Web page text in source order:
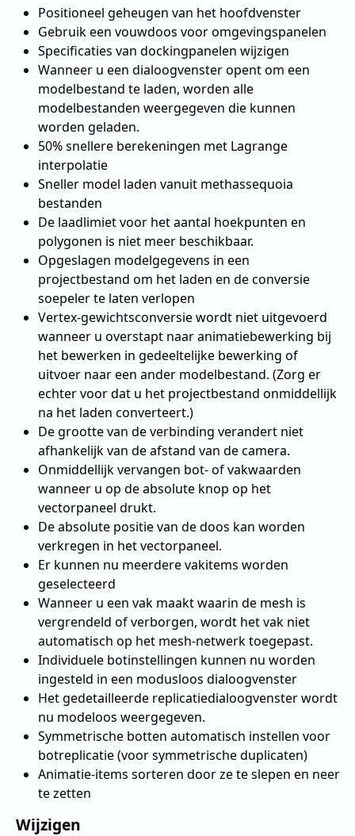
Positioneel geheugen van het hoofdvenster
Gebruik een vouwdoos voor omgevingspanelen
Specificaties van dockingpanelen wijzigen
Wanneer u een dialoogvenster opent om een
modelbestand te laden, worden alle
modelbestanden weergegeven die kunnen
worden geladen.
50% snellere berekeningen met Lagrange
interpolatie
Sneller model laden vanuit methassequoia
bestanden
De laadlimiet voor het aantal hoekpunten en
polygonen is niet meer beschikbaar.
Opgeslagen modelgegevens in een
projectbestand om het laden en de conversie
soepeler te laten verlopen
Vertex-gewichtsconversie wordt niet uitgevoerd
wanneer u overstapt naar animatiebewerking bij
het bewerken in gedeeltelijke bewerking of
uitvoer naar een ander modelbestand. (Zorg er
echter voor dat u het projectbestand onmiddellijk
na het laden converteert.)
De grootte van de verbinding verandert niet
afhankelijk van de afstand van de camera.
Onmiddellijk vervangen bot- of vakwaarden
wanneer u op de absolute knop op het
vectorpaneel drukt.
De absolute positie van de doos kan worden
verkregen in het vectorpaneel.
Er kunnen nu meerdere vakitems worden
geselecteerd
Wanneer u een vak maakt waarin de mesh is
vergrendeld of verborgen, wordt het vak niet
automatisch op het mesh-netwerk toegepast.
Individuele botinstellingen kunnen nu worden
ingesteld in een modusloos dialoogvenster
Het gedetailleerde replicatiedialoogvenster wordt
nu modeloos weergegeven.
Symmetrische botten automatisch instellen voor
botreplicatie (voor symmetrische duplicaten)
Animatie-items sorteren door ze te slepen en neer
te zetten
Wijzigen